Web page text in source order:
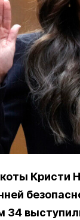
Кристи
34